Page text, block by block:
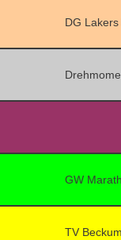
DG
GW
TV Beckum